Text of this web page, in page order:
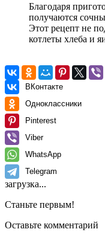
Благодаря
получаются
Этот рецепт не
котлеты хлеба и
ВКонтакте
Одноклассники
Pinterest
Viber
WhatsApp
Telegram
загрузка...
Станьте первым!
Оставьте комментарий